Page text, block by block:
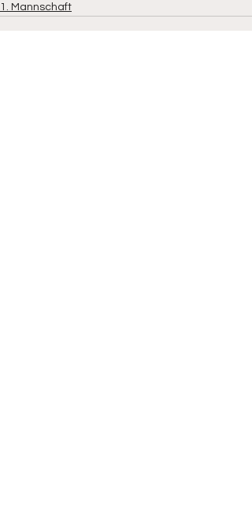
1. Mannschaft